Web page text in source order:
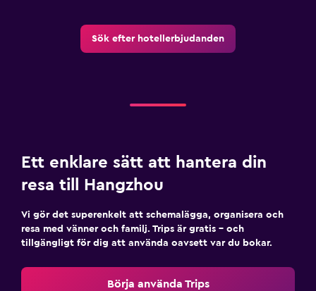
Sök efter hotellerbjudanden
Ett enklare sätt att hantera din
resa till Hangzhou
Vi gör det superenkelt att schemalägga, organisera och
resa med vänner och familj. Trips är gratis – och
tillgängligt för dig att använda oavsett var du bokar.
Börja använda Trips